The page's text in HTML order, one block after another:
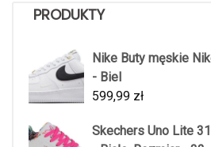
PRODUKTY
Nike Buty męskie
- Biel
599,99 zł
Skechers Uno Lite